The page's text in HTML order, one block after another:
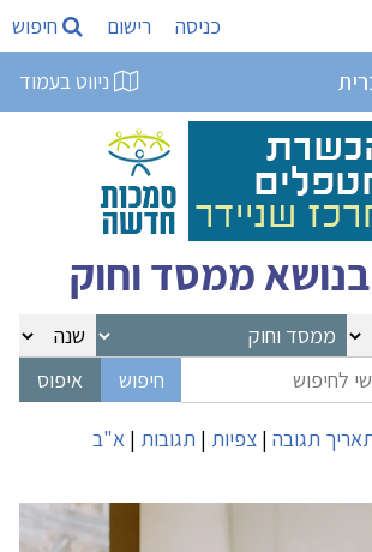
כניסה רישום חיפוש
ניווט בעמוד
ממסד וחוק
תגובה | צפיות | תגובות | א"ב